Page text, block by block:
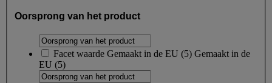
Oorsprong van het product
Facet waarde Gemaakt in de EU (5) Gemaakt in de
EU (5)